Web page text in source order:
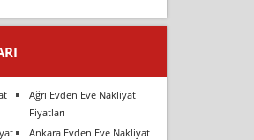
Ağrı Evden Eve Nakliyat
Fiyatları
Ankara Evden Eve Nakliyat